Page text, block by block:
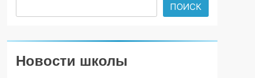
ПОИСК
Новости школы